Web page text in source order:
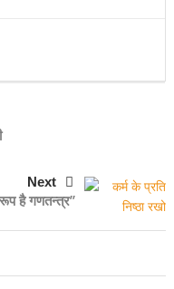
Next
है गणतन्त्र’’